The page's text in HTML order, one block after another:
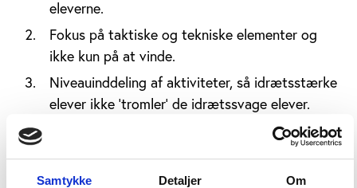
Samtykke Detaljer Om
eleverne.
Fokus på taktiske og tekniske elementer og
ikke kun på at vinde.
Niveauinddeling af aktiviteter, så idrætsstærke
elever ikke ’tromler’ de idrætssvage elever.
Tydelige, grundige og forståelige instruktioner,
som dem, der ikke kender aktiviteten, også
forstår det.